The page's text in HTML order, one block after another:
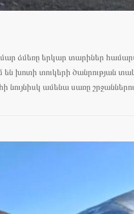
ձմեռը երկար տարիներ
խոտի տուկերի ծանրության
ամենա սառը